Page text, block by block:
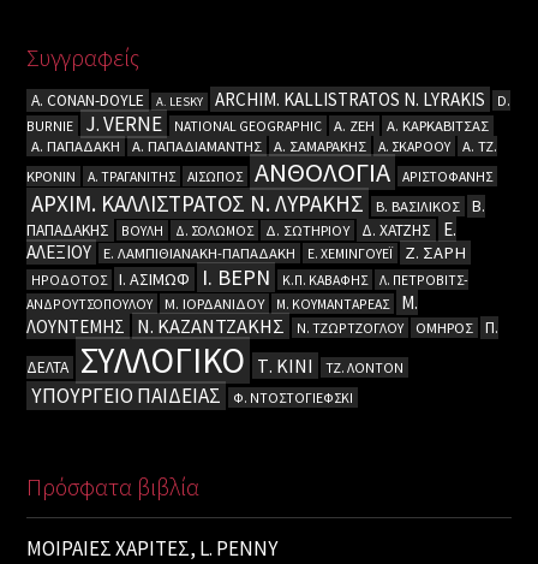
Συγγραφείς
A. CΟΝΑΝ-DOYLE A. LESKY ARCHIM. KALLISTRATOS N. LYRAKIS
D.
BURNIE
J. VERNE NATIONAL GEOGRAPHIC Α. ΖΕΗ
Α. ΚΑΡΚΑΒΙΤΣΑΣ
Α. ΠΑΠΑΔΑΚΗ
Α. ΠΑΠΑΔΙΑΜΑΝΤΗΣ Α. ΣΑΜΑΡΑΚΗΣ Α. ΣΚΑΡΟΟΥ
Α. ΤΖ.
ΚΡΟΝΙΝ
Α. ΤΡΑΓΑΝΙΤΗΣ ΑΙΣΩΠΟΣ ΑΝΘΟΛΟΓΙΑ ΑΡΙΣΤΟΦΑΝΗΣ
ΑΡΧΙΜ. ΚΑΛΛΙΣΤΡΑΤΟΣ Ν. ΛΥΡΑΚΗΣ Β. ΒΑΣΙΛΙΚΟΣ
Β.
ΠΑΠΑΔΑΚΗΣ
ΒΟΥΛΗ Δ. ΣΟΛΩΜΟΣ Δ. ΣΩΤΗΡΙΟΥ Δ. ΧΑΤΖΗΣ
Ε.
ΑΛΕΞΙΟΥ
Ε. ΛΑΜΠΙΘΙΑΝΑΚΗ-ΠΑΠΑΔΑΚΗ Ε. ΧΕΜΙΝΓΟΥΕΪ Ζ. ΣΑΡΗ
ΗΡΟΔΟΤΟΣ Ι. ΑΣΙΜΩΦ Ι. ΒΕΡΝ Κ.Π. ΚΑΒΑΦΗΣ
Λ. ΠΕΤΡΟΒΙΤΣ-
ΑΝΔΡΟΥΤΣΟΠΟΥΛΟΥ
Μ. ΙΟΡΔΑΝΙΔΟΥ Μ. ΚΟΥΜΑΝΤΑΡΕΑΣ
Μ.
ΛΟΥΝΤΕΜΗΣ
Ν. ΚΑΖΑΝΤΖΑΚΗΣ Ν. ΤΖΩΡΤΖΟΓΛΟΥ ΟΜΗΡΟΣ
Π.
ΔΕΛΤΑ
ΣΥΛΛΟΓΙΚΟ Τ. ΚΙΝΙ ΤΖ. ΛΟΝΤΟΝ
ΥΠΟΥΡΓΕΙΟ ΠΑΙΔΕΙΑΣ Φ. ΝΤΟΣΤΟΓΙΕΦΣΚΙ
Πρόσφατα βιβλία
ΜΟΙΡΑΙΕΣ ΧΑΡΙΤΕΣ, L. PENNY